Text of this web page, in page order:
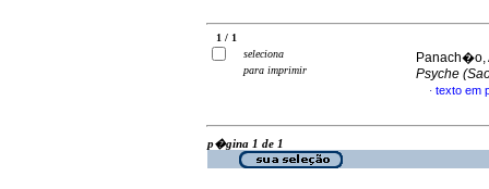
1 / 1
seleciona
para imprimir
Panach�o,
Psyche
· texto em
p�gina 1 de 1